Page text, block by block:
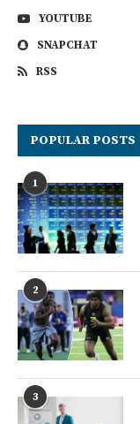
YOUTUBE
SNAPCHAT
RSS
POPULAR POSTS
1
2
3